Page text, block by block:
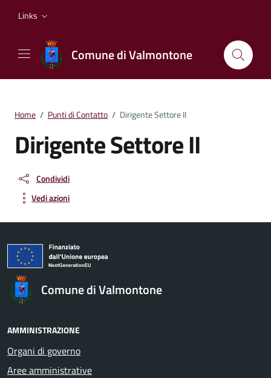
Links
Comune di Valmontone
Home / Punti di Contatto / Dirigente Settore II
Dirigente Settore II
Condividi
Vedi azioni
Comune di Valmontone
AMMINISTRAZIONE
Organi di governo
Aree amministrative